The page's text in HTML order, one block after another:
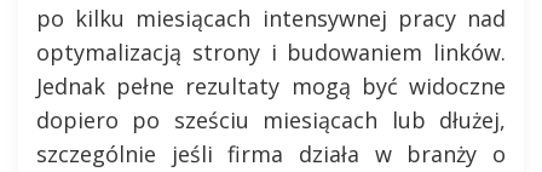
po kilku miesiącach intensywnej pracy nad
optymalizacją strony i budowaniem linków.
Jednak pełne rezultaty mogą być widoczne
dopiero po sześciu miesiącach lub dłużej,
szczególnie jeśli firma działa w branży o